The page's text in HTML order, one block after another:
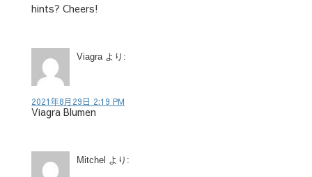
hints? Cheers!
Viagra より:
2021年8月29日 2:19 PM
Viagra Blumen
Mitchel より: